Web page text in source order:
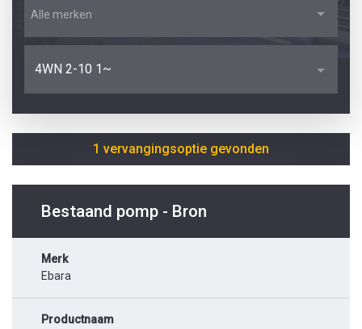
Alle merken
4WN 2-10 1~
1 vervangingsoptie gevonden
Bestaand pomp - Bron
Merk
Ebara
Productnaam